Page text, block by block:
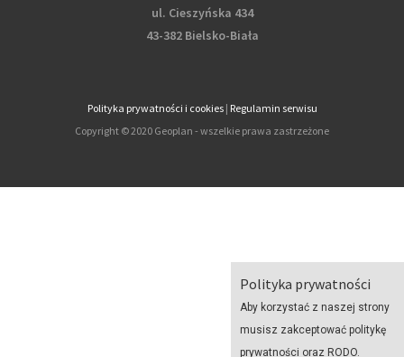
Polityka prywatności
Aby korzystać z naszej strony
musisz zakceptować politykę
prywatności oraz RODO.
ul. Cieszyńska 434
43-382 Bielsko-Biała
Polityka prywatności i cookies| Regulamin serwisu
Copyright © 2020 Geoplan - wszelkie prawa zastrzeżone